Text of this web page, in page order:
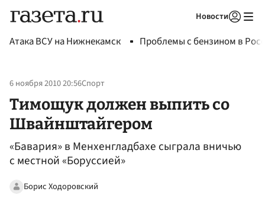
Новости
Атака ВСУ на Нижнекамск Проблемы с бензином в
6 ноября 2010 20:56Спорт
Тимощук должен выпить со
Швайнштайгером
«Бавария» в Менхенгладбахе сыграла вничью
с местной «Боруссией»
Борис Ходоровский